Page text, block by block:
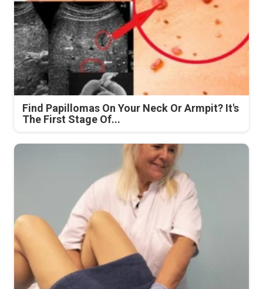
Find Papillomas On Your Neck Or Armpit? It's
The First Stage Of...